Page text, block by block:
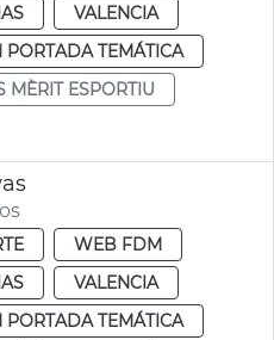
VALENCIA
PORTADA TEMÁTICA
MÈRIT ESPORTIU
WEB FDM
VALENCIA
PORTADA TEMÁTICA